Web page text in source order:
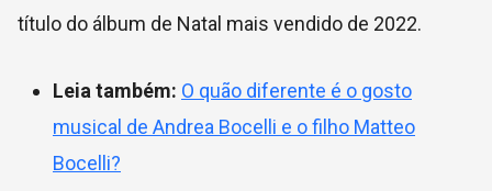
título do álbum de Natal mais vendido de 2022.
Leia também: O quão diferente é o gosto
musical de Andrea Bocelli e o filho Matteo
Bocelli?